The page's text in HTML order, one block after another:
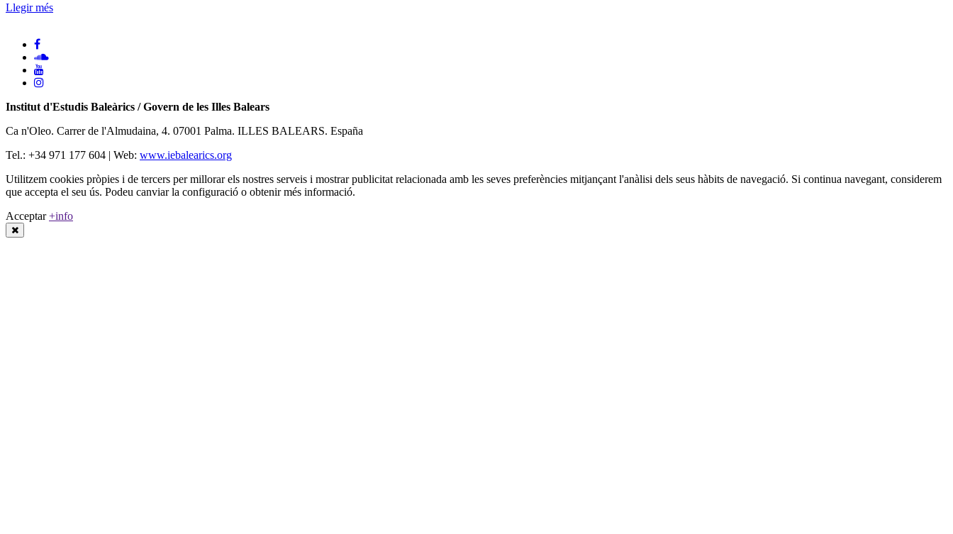
Llegir més
Institut d'Estudis Baleàrics / Govern de les Illes Balears
Ca n'Oleo. Carrer de l'Almudaina, 4. 07001 Palma. ILLES BALEARS. España
Tel.: +34 971 177 604 | Web: www.iebalearics.org
Utilitzem cookies pròpies i de tercers per millorar els nostres serveis i mostrar publicitat relacionada amb les seves preferències mitjançant l'anàlisi dels seus hàbits de navegació. Si continua navegant, considerem
que accepta el seu ús. Podeu canviar la configuració o obtenir més informació.
Acceptar +info